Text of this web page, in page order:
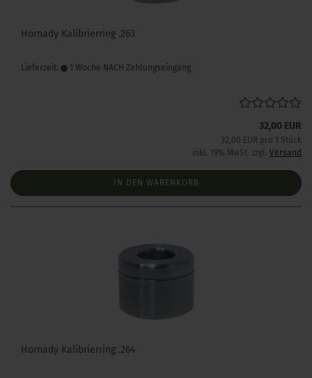
Hornady Kalibrierring .263
Lieferzeit: 1 Woche NACH Zahlungseingang
32,00 EUR
32,00 EUR pro 1 Stück
inkl. 19% MwSt. zzgl. Versand
IN DEN WARENKORB
Hornady Kalibrierring .264